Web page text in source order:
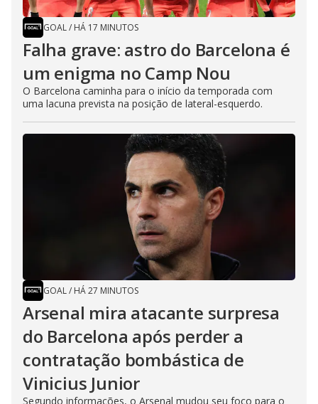
GOAL/ HÁ 17 MINUTOS
Falha grave: astro do Barcelona é
um enigma no Camp Nou
O Barcelona caminha para o início da temporada com
uma lacuna prevista na posição de lateral-esquerdo.
GOAL/ HÁ 27 MINUTOS
Arsenal mira atacante surpresa
do Barcelona após perder a
contratação bombástica de
Vinicius Junior
Segundo informações, o Arsenal mudou seu foco para o